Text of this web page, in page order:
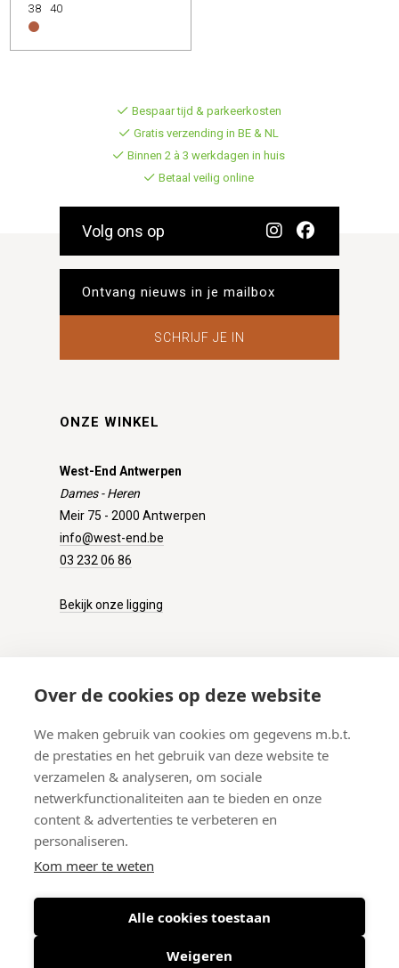
Over de cookies op deze website
We maken gebruik van cookies om gegevens m.b.t.
de prestaties en het gebruik van deze website te
verzamelen & analyseren, om sociale
netwerkfunctionaliteiten aan te bieden en onze
content & advertenties te verbeteren en
personaliseren.
Kom meer te weten
Alle cookies toestaan
Weigeren
38 40
Bespaar tijd & parkeerkosten
Gratis verzending in BE & NL
Binnen 2 à 3 werkdagen in huis
Betaal veilig online
Volg ons op
SCHRIJF JE IN
ONZE WINKEL
West-End Antwerpen
Dames - Heren
Meir 75 - 2000 Antwerpen
info@west-end.be
03 232 06 86
Bekijk onze ligging
Verzenden
Retourneren
Betalen
Veelgestelde vragen
© 2026 West-End BV-Meir 75, 2000 Antwerpen (België)
Algemene voorwaarden